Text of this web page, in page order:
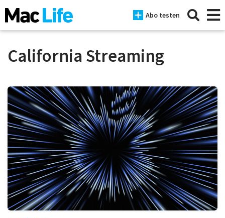
Abo testen
iPhone
Mac
iPad
Tests
Tipps
Magazine
California Streaming